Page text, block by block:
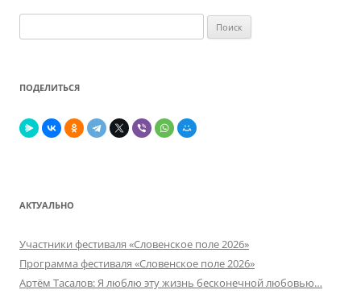
ПОДЕЛИТЬСЯ
АКТУАЛЬНО
Участники фестиваля «Словенское поле 2026»
Программа фестиваля «Словенское поле 2026»
Артём Тасалов: Я люблю эту жизнь бесконечной любовью…